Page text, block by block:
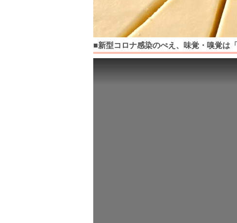
■新型コロナ感染のぺえ、味覚・嗅覚は